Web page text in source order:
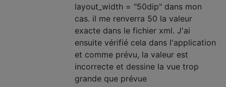
layout_width = "50dip" dans mon
cas. il me renverra 50 la valeur
exacte dans le fichier xml. J'ai
ensuite vérifié cela dans l'application
et comme prévu, la valeur est
incorrecte et dessine la vue trop
grande que prévue